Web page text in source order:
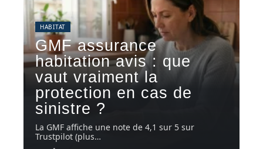
HABITAT
GMF assurance
habitation avis : que
vaut vraiment la
protection en cas de
sinistre ?
La GMF affiche une note de 4,1 sur 5 sur
Trustpilot (plus…